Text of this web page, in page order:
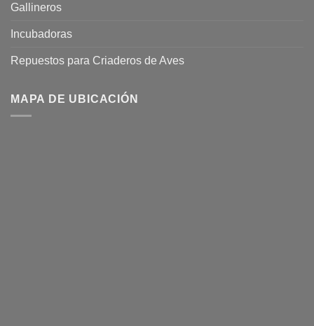
Gallineros
Incubadoras
Repuestos para Criaderos de Aves
MAPA DE UBICACIÓN